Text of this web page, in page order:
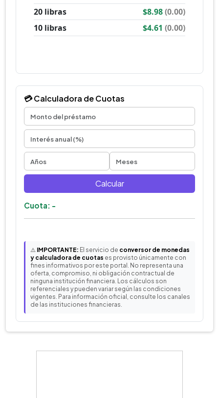
💳 Calculadora de Cuotas
Calcular
Cuota: -
⚠️ IMPORTANTE: El servicio de conversor de monedas
y calculadora de cuotas es provisto únicamente con
fines informativos por este portal. No representa una
oferta, compromiso, ni obligación contractual de
ninguna institución financiera. Los cálculos son
referenciales y pueden variar según las condiciones
vigentes. Para información oficial, consulte los canales
de las instituciones financieras.